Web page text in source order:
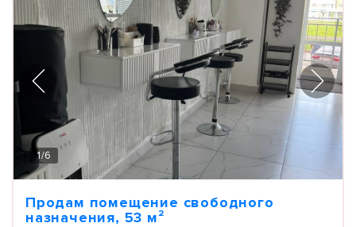
1/6
Продам помещение свободного
назначения, 53 м²